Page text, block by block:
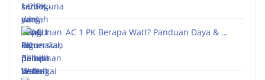
AC 1 PK Berapa Watt? Panduan Daya & …